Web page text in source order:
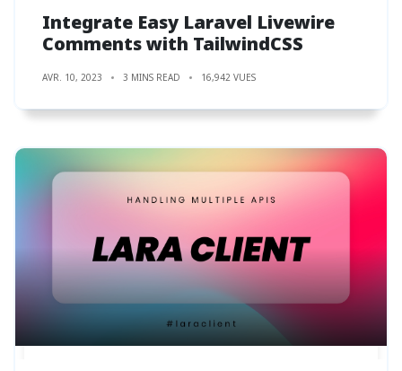
Integrate Easy Laravel Livewire
Comments with TailwindCSS
AVR. 10, 2023 3 MINS READ 16,942 VUES